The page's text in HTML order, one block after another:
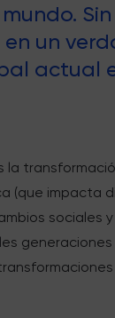
un
actual
la
(que impacta
sociales